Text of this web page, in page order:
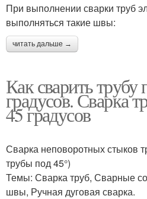
При выполнении сварки труб
выполняться такие швы:
читать дальше →
Как сварить трубу
градусов. Сварка
45 градусов
Сварка неповоротных стыков
трубы под 45°)
Темы: Сварка труб, Сварные
швы, Ручная дуговая сварка.